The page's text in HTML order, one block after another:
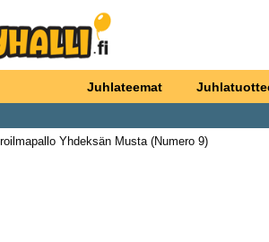
Partyhallen AB
Juhlateemat
Yhdeksän Musta (Numero 9)